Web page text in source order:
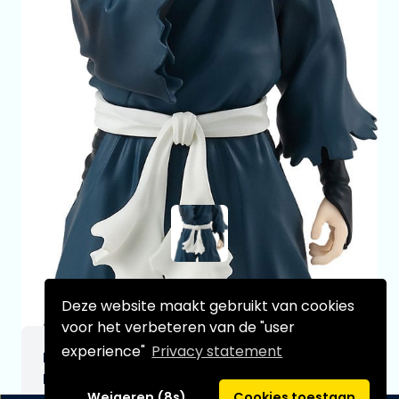
Deze website maakt gebruikt van cookies
voor het verbeteren van de "user
experience" Privacy statement
Hell's Paradise: Jigokuraku FriendsPop Up
Parade PVC Statue Gabimaru 15 cm